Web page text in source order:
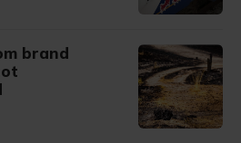
brand